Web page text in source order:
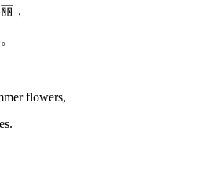
，
flowers,